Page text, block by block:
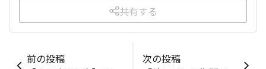
共有する
前の投稿
次の投稿